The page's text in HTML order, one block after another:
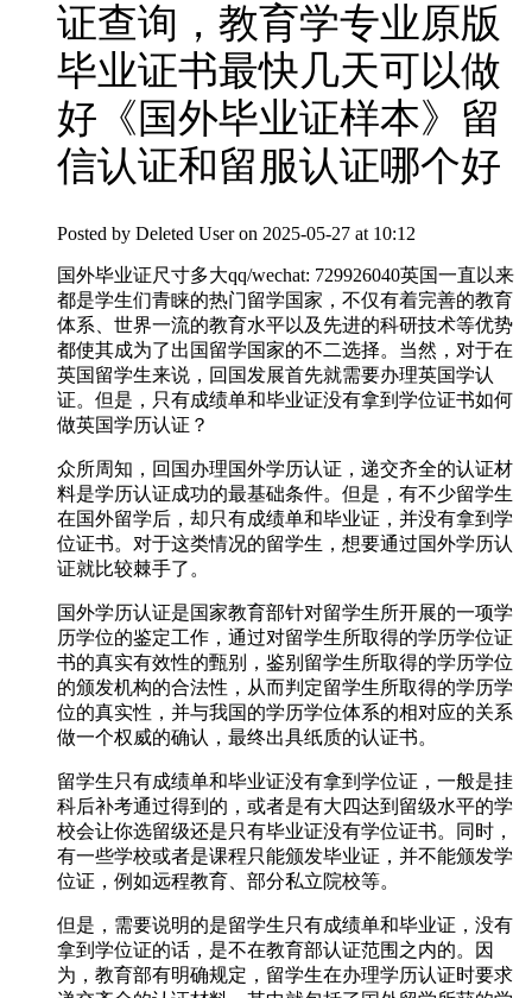
证查询，教育学专业原版
毕业证书最快几天可以做
好《国外毕业证样本》留
信认证和留服认证哪个好
Posted by Deleted User on 2025-05-27 at 10:12
国外毕业证尺寸多大qq/wechat: 729926040英国一直以来
都是学生们青睐的热门留学国家，不仅有着完善的教育
体系、世界一流的教育水平以及先进的科研技术等优势
都使其成为了出国留学国家的不二选择。当然，对于在
英国留学生来说，回国发展首先就需要办理英国学认
证。但是，只有成绩单和毕业证没有拿到学位证书如何
做英国学历认证？
众所周知，回国办理国外学历认证，递交齐全的认证材
料是学历认证成功的最基础条件。但是，有不少留学生
在国外留学后，却只有成绩单和毕业证，并没有拿到学
位证书。对于这类情况的留学生，想要通过国外学历认
证就比较棘手了。
国外学历认证是国家教育部针对留学生所开展的一项学
历学位的鉴定工作，通过对留学生所取得的学历学位证
书的真实有效性的甄别，鉴别留学生所取得的学历学位
的颁发机构的合法性，从而判定留学生所取得的学历学
位的真实性，并与我国的学历学位体系的相对应的关系
做一个权威的确认，最终出具纸质的认证书。
留学生只有成绩单和毕业证没有拿到学位证，一般是挂
科后补考通过得到的，或者是有大四达到留级水平的学
校会让你选留级还是只有毕业证没有学位证书。同时，
有一些学校或者是课程只能颁发毕业证，并不能颁发学
位证，例如远程教育、部分私立院校等。
但是，需要说明的是留学生只有成绩单和毕业证，没有
拿到学位证的话，是不在教育部认证范围之内的。因
为，教育部有明确规定，留学生在办理学历认证时要求